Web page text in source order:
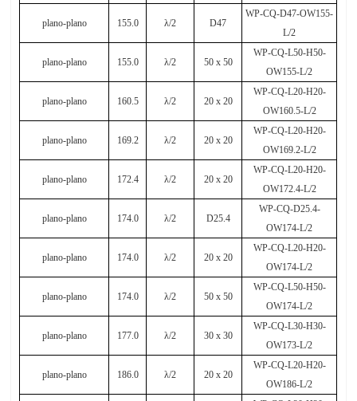
plano-plano 155.0 λ/2 D47
WP-CQ-D47-OW155-
L/2
plano-plano 155.0 λ/2 50 х50
WP-CQ-L50-H50-
OW155-L/2
plano-plano 160.5 λ/2 20 x 20
WP-CQ-L20-H20-
OW160.5-L/2
plano-plano 169.2 λ/2 20 x 20
WP-CQ-L20-H20-
OW169.2-L/2
plano-plano 172.4 λ/2 20 x 20
WP-CQ-L20-H20-
OW172.4-L/2
plano-plano 174.0 λ/2 D25.4
WP-CQ-D25.4-
OW174-L/2
plano-plano 174.0 λ/2 20 x 20
WP-CQ-L20-H20-
OW174-L/2
plano-plano 174.0 λ/2 50 x 50
WP-CQ-L50-H50-
OW174-L/2
plano-plano 177.0 λ/2 30 x 30
WP-CQ-L30-H30-
OW173-L/2
plano-plano 186.0 λ/2 20 x 20
WP-CQ-L20-H20-
OW186-L/2